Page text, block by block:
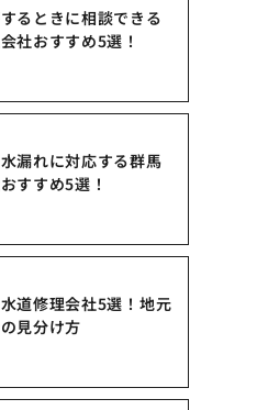
るときに相談できる
社おすすめ5選！
漏れに対応する群馬
すすめ5選！
道修理会社5選！地元
見分け方